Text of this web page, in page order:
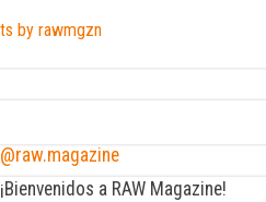
by rawmgzn
@raw.magazine
¡Bienvenidos a RAW Magazine!